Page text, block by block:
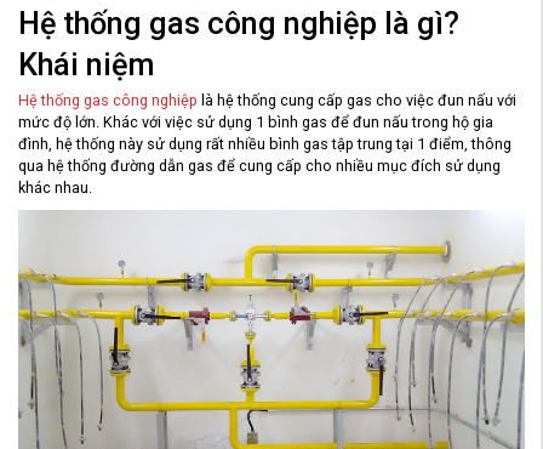
Hệ thống gas công nghiệp là gì?
Khái niệm
Hệ thống gas công nghiệp là hệ thống cung cấp gas cho việc đun nấu với
mức độ lớn. Khác với việc sử dụng 1 bình gas để đun nấu trong hộ gia
đình, hệ thống này sử dụng rất nhiều bình gas tập trung tại 1 điểm, thông
qua hệ thống đường dẫn gas để cung cấp cho nhiều mục đích sử dụng
khác nhau.